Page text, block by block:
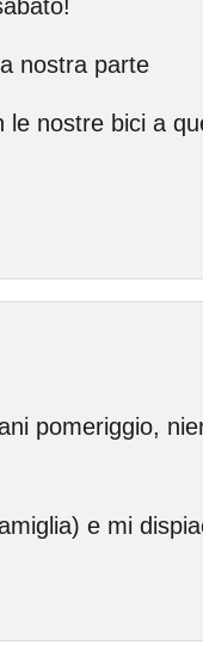
nostra parte
le nostre bici a
pomeriggio,
e mi